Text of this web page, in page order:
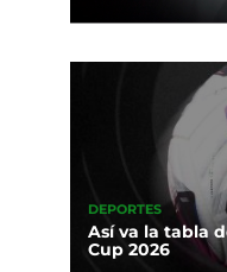
DEPORTES
Así va la tabla
Cup 2026